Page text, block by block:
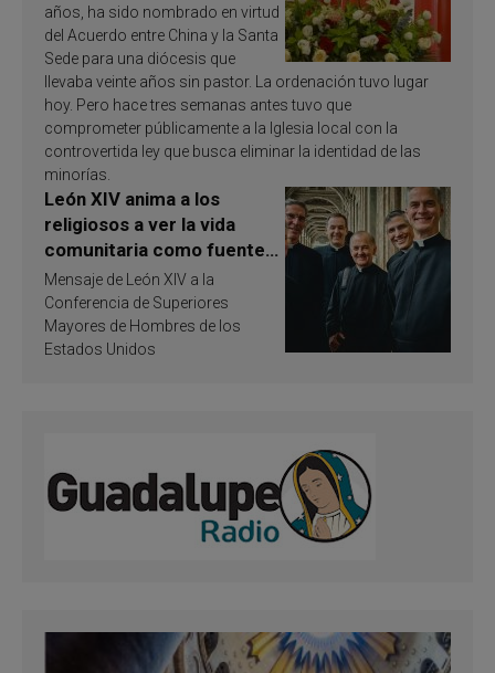
años, ha sido nombrado en virtud
del Acuerdo entre China y la Santa
Sede para una diócesis que
llevaba veinte años sin pastor. La ordenación tuvo lugar
hoy. Pero hace tres semanas antes tuvo que
comprometer públicamente a la Iglesia local con la
controvertida ley que busca eliminar la identidad de las
minorías.
León XIV anima a los
religiosos a ver la vida
comunitaria como fuente
de inspiración y
santificación
Mensaje de León XIV a la
Conferencia de Superiores
Mayores de Hombres de los
Estados Unidos